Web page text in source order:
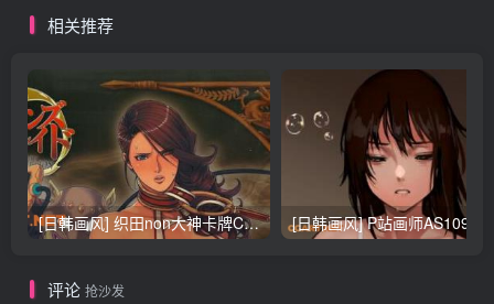
相关推荐
[日韩画风] 织田non大神卡牌CG插画设计画集256P 161M_CG原画资源
评论 抢沙发